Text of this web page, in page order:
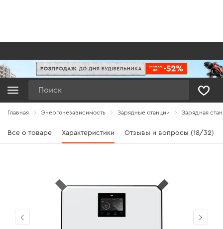
Главная Энергонезависимость Зарядные станции Зарядная
Все о товаре Характеристики Отзывы и вопросы (18/32)